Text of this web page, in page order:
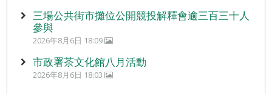
三場公共街市攤位公開競投解釋會逾三百三十人
參與
2026年8月6日 18:09
市政署茶文化館八月活動
2026年8月6日 18:03